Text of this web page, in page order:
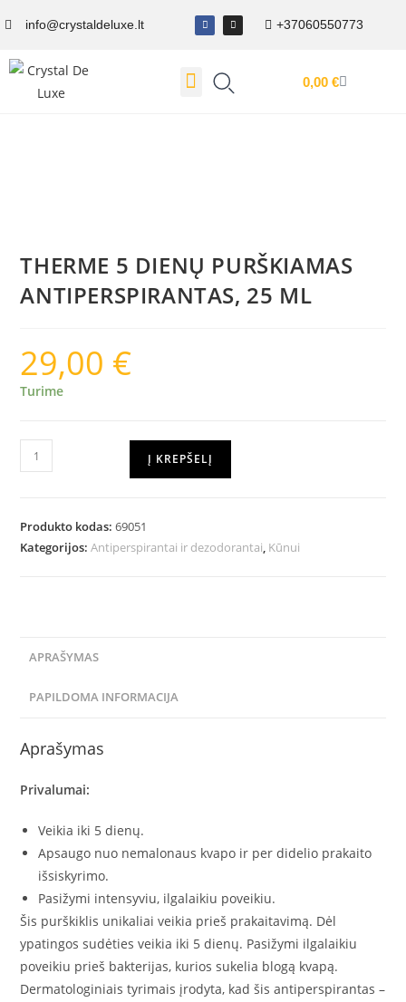
info@crystaldeluxe.lt +37060550773
0,00 €
THERME 5 DIENŲ PURŠKIAMAS
ANTIPERSPIRANTAS, 25 ML
29,00 €
Turime
Į KREPŠELĮ
Produkto kodas:69051
Kategorijos:Antiperspirantai ir dezodorantai, Kūnui
APRAŠYMAS
PAPILDOMA INFORMACIJA
Aprašymas
Privalumai:
Veikia iki 5 dienų.
Apsaugo nuo nemalonaus kvapo ir per didelio prakaito
išsiskyrimo.
Pasižymi intensyviu, ilgalaikiu poveikiu.
Šis purškiklis unikaliai veikia prieš prakaitavimą. Dėl
ypatingos sudėties veikia iki 5 dienų. Pasižymi ilgalaikiu
poveikiu prieš bakterijas, kurios sukelia blogą kvapą.
Dermatologiniais tyrimais įrodyta, kad šis antiperspirantas –